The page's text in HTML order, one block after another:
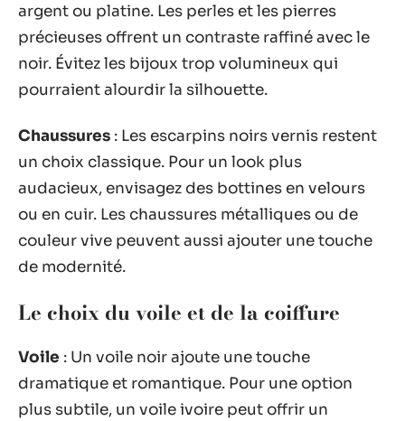
argent ou platine. Les perles et les pierres
précieuses offrent un contraste raffiné avec le
noir. Évitez les bijoux trop volumineux qui
pourraient alourdir la silhouette.
Chaussures : Les escarpins noirs vernis restent
un choix classique. Pour un look plus
audacieux, envisagez des bottines en velours
ou en cuir. Les chaussures métalliques ou de
couleur vive peuvent aussi ajouter une touche
de modernité.
Le choix du voile et de la coiffure
Voile : Un voile noir ajoute une touche
dramatique et romantique. Pour une option
plus subtile, un voile ivoire peut offrir un